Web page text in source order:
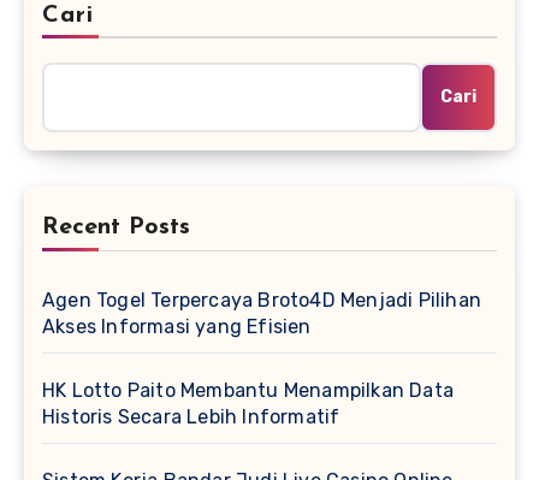
Cari
Cari
Recent Posts
Agen Togel Terpercaya Broto4D Menjadi Pilihan
Akses Informasi yang Efisien
HK Lotto Paito Membantu Menampilkan Data
Historis Secara Lebih Informatif